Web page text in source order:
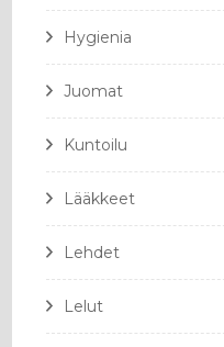
Hygienia
Juomat
Kuntoilu
Lääkkeet
Lehdet
Lelut